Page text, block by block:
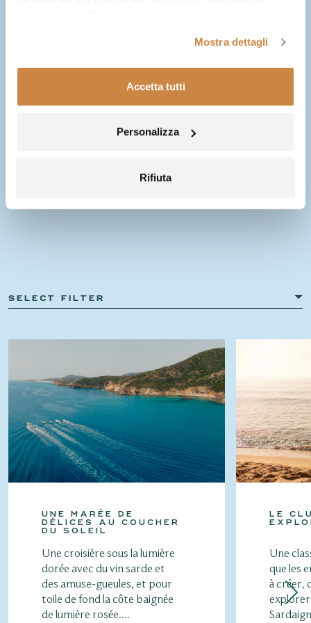
Mostra dettagli
Accetta tutti
Personalizza
Rifiuta
Respirez la vraie
Découvrez le savoir-faire artisanal de la région en participant à des
permettront de vous connecter à la culture et à la communauté
SELECT FILTER
UNE MARÉE DE
DÉLICES AU COUCHER
DU SOLEIL
Une croisière sous la lumière
dorée avec du vin sarde et
des amuse-gueules, et pour
toile de fond la côte baignée
de lumière rosée....
LE
Une
que les
à créer,
explorer